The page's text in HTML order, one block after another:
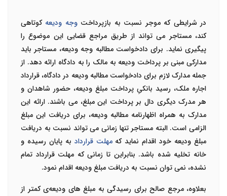
در شرایطی که موجر نسبت به بازپرداختوجه ودیعه کوتاهی
کند، مستاجر می تواند از طریق مراجع قضایی این موضوع را
پیگیری نماید. برای دادخواست مطالبه وجه ودیعه، مستاجر باید
مدارکی مبنی بر پرداخت ودیعه به مالک را به دادگاه ارائه دهد. از
جمله مدارک لازم برای دادخواست مطالبه ودیعه در دادگاه، قرارداد
اجاره ملک، رسید بانکیِ پرداخت مبلغ ودیعه، حضور شاهدان و
هر مدرک دیگری دال بر پرداخت این مبلغ، می باشند. ارائه این
مدارک به همراه اظهارنامه مطالبه ودیعه، برای دریافت این مبلغ
الزامی است. البته مستاجر تنها زمانی می تواند نسبت به دریافت
مبلغ ودیعه خود اقدام نماید کهمهلت قرارداد به پایان رسیده و
خانه تخلیه شده باشد. بنابراین تا زمانی که مهلت قرارداد تمام
نشده، نمی توان نسبت به دریافت مبلغ ودیعه اقدام نمود.
بعلاوه، مرجع صالح برای رسیدگی به مبلغ های ودیعه‌ی کمتر از